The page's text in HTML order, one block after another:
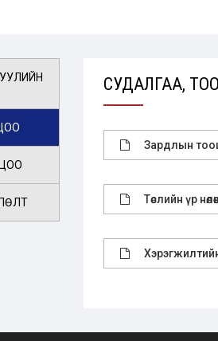
СУДАЛГАА,
Зардлын
Төслийн үр